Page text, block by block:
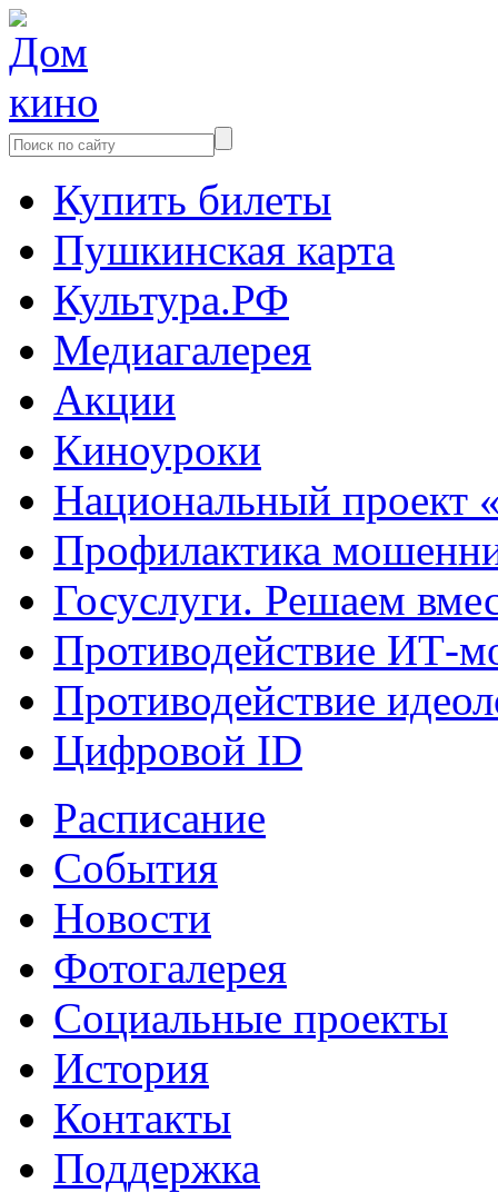
Купить билеты
Пушкинская карта
Культура.РФ
Медиагалерея
Акции
Киноуроки
Национальный проект
Профилактика
Госуслуги. Решаем
Противодействие ИТ-
Противодействие
Цифровой ID
Расписание
События
Новости
Фотогалерея
Социальные проекты
История
Контакты
Поддержка